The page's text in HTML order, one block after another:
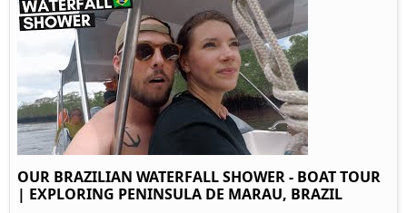
OUR BRAZILIAN WATERFALL SHOWER - BOAT TOUR
| EXPLORING PENINSULA DE MARAU, BRAZIL